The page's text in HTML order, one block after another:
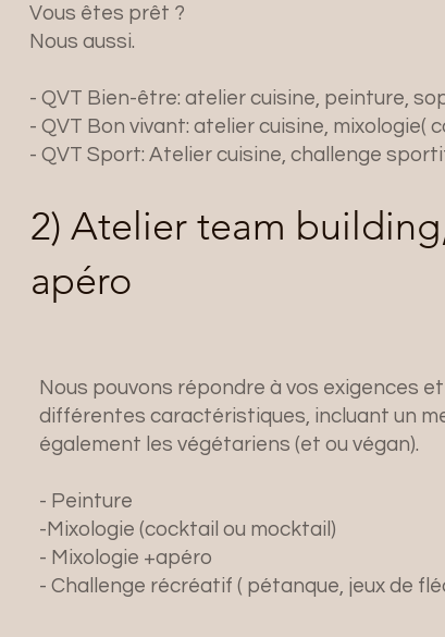
Vous êtes prêt ?
Nous aussi.​
- QVT Bien-être: atelier cuisine, peinture,
- QVT Bon vivant: atelier cuisine, mixologie(
- QVT Sport: Atelier cuisine, challenge
2) Atelier team
apéro
Nous pouvons répondre à vos exigences
différentes caractéristiques, incluant un
également les végétariens (et ou végan).
- Peinture
-Mixologie (cocktail ou mocktail)
- Mixologie +apéro
- Challenge récréatif ( pétanque, jeux de